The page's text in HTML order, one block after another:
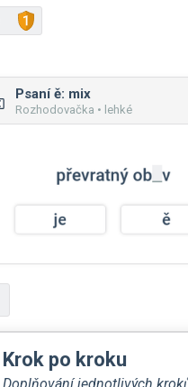
Psaní ě: mix
Rozhodovačka • lehké
Krok po kroku